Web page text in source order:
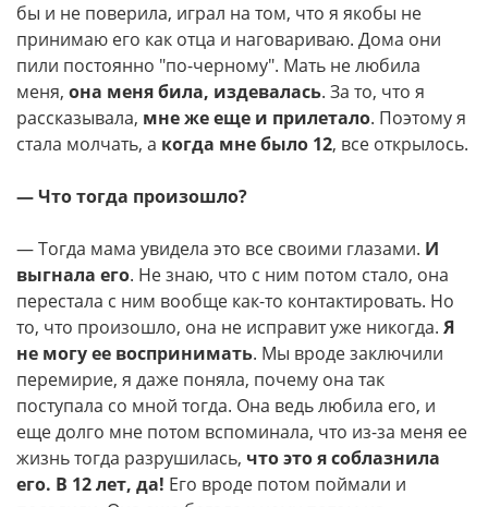
бы и не поверила, играл на том, что я якобы не
принимаю его как отца и наговариваю. Дома они
пили постоянно "по-черному". Мать не любила
меня, она меня била, издевалась. За то, что я
рассказывала, мне же еще и прилетало. Поэтому я
стала молчать, а когда мне было 12, все открылось.
— Что тогда произошло?
— Тогда мама увидела это все своими глазами. И
выгнала его. Не знаю, что с ним потом стало, она
перестала с ним вообще как-то контактировать. Но
то, что произошло, она не исправит уже никогда. Я
не могу ее воспринимать. Мы вроде заключили
перемирие, я даже поняла, почему она так
поступала со мной тогда. Она ведь любила его, и
еще долго мне потом вспоминала, что из-за меня ее
жизнь тогда разрушилась, что это я соблазнила
его. В 12 лет, да! Его вроде потом поймали и